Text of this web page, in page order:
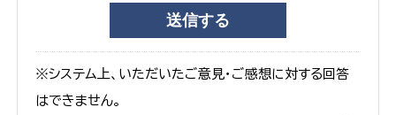
※システム上、いただいたご意見・ご感想に対する回答
はできません。